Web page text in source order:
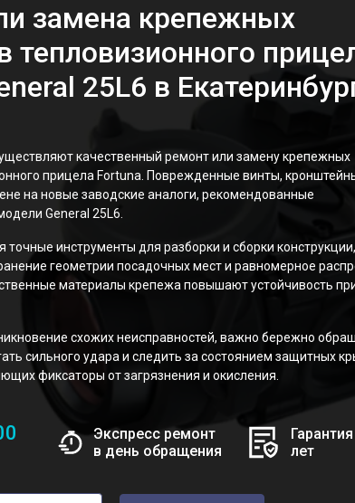
замена крепежных
тепловизионного
25L6 в
качественный ремонт или замену крепежных
прицела Fortuna. Поврежденные винты,
на новые заводские аналоги, рекомендованные
General 25L6.
точные инструменты для разборки и сборки конструкции,
геометрии посадочных мест и равномерное
материалы крепежа повышают устойчивость
схожих неисправностей, важно бережно
сильного удара и следить за состоянием защитных
фиксаторы от загрязнения и окисления.
Экспресс ремонт
в день обращения
лет